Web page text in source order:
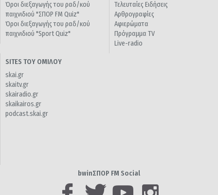
Όροι διεξαγωγής του ραδ/κού
παιχνιδιού "ΣΠΟΡ FM Quiz"
Όροι διεξαγωγής του ραδ/κού
παιχνιδιού "Sport Quiz"
Τελευταίες Ειδήσεις
Αρθρογραφίες
Αφιερώματα
Πρόγραμμα TV
Live-radio
SITES ΤΟΥ ΟΜΙΛΟΥ
skai.gr
skaitv.gr
skairadio.gr
skaikairos.gr
podcast.skai.gr
bwinΣΠΟΡ FM Social